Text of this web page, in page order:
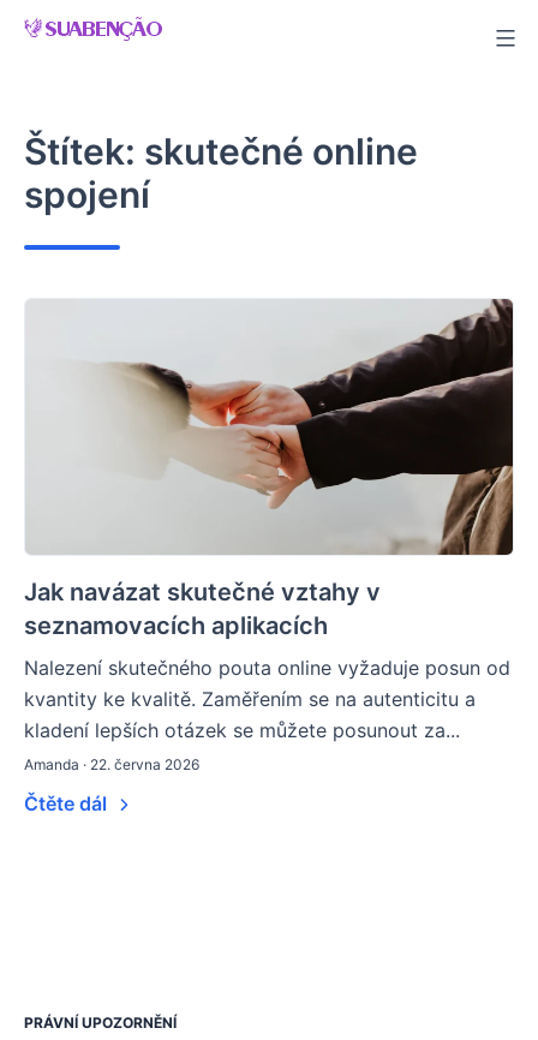
Skip
Štítek: skutečné online
spojení
Jak navázat skutečné vztahy v
seznamovacích aplikacích
Nalezení skutečného pouta online vyžaduje posun od
kvantity ke kvalitě. Zaměřením se na autenticitu a
kladení lepších otázek se můžete posunout za...
Amanda · 22. června 2026
Čtěte dál
PRÁVNÍ UPOZORNĚNÍ